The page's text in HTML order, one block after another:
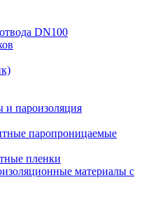
DN100
и пароизоляция
паропроницаемые
пленки
материалы с